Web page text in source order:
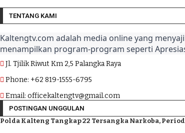
TENTANG KAMI
Kaltengtv.com adalah media online yang
menampilkan program-program seperti
Jl. Tjilik Riwut Km 2,5 Palangka Raya
Phone: +62 819-1555-6795
Email: officekaltengtv@gmail.com
POSTINGAN UNGGULAN
Polda Kalteng Tangkap 22 Tersangka Narkoba,